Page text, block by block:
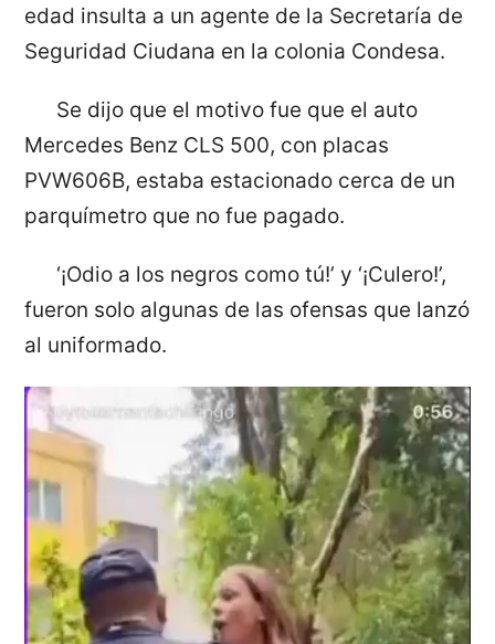
edad insulta a un agente de la Secretaría de
Seguridad Ciudana en la colonia Condesa.
Se dijo que el motivo fue que el auto
Mercedes Benz CLS 500, con placas
PVW606B, estaba estacionado cerca de un
parquímetro que no fue pagado.
‘¡Odio a los negros como tú!’ y ‘¡Culero!’,
fueron solo algunas de las ofensas que lanzó
al uniformado.
Reproductor
de
vídeo